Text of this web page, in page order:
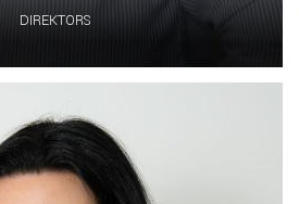
DIREKTORS